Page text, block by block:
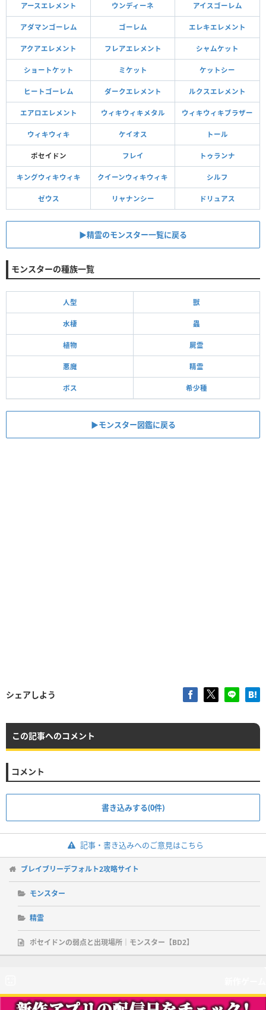
アースエレメント ウンディーネ アイスゴーレム
アダマンゴーレム ゴーレム エレキエレメント
アクアエレメント フレアエレメント シャムケット
ショートケット ミケット ケットシー
ヒートゴーレム ダークエレメント ルクスエレメント
エアロエレメント ウィキウィキメタル ウィキウィキブラザー
ウィキウィキ ケイオス トール
ポセイドン フレイ トゥランナ
キングウィキウィキ クイーンウィキウィキ シルフ
ゼウス リャナンシー ドリュアス
▶︎精霊のモンスター一覧に戻る
モンスターの種族一覧
人型 獣
水棲 蟲
植物 屍霊
悪魔 精霊
ボス 希少種
▶モンスター図鑑に戻る
シェアしよう
この記事へのコメント
コメント
書き込みする(0件)
記事・書き込みへのご意見はこちら
ブレイブリーデフォルト2攻略サイト
モンスター
精霊
ポセイドンの弱点と出現場所｜モンスター【BD2】